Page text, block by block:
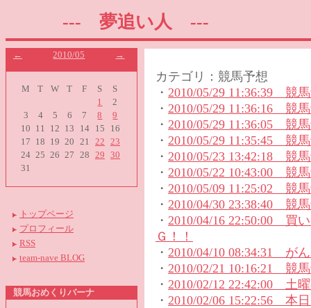
--- 夢追い人 ---
← 2010/05 →
M T W T F S
S
1
2
3
4 5 6 7 8
9
10
11 12 13 14 15
16
17
18 19 20 21 22
23
24 25 26 27 28 29
30
31
トップページ
プロフィール
RSS
team-nave BLOG
競馬おめくりバーナ
カテゴリ：競馬予想
・ 2010/05/29 11:36:39 競
・ 2010/05/29 11:36:16 競
・ 2010/05/29 11:36:05 競
・ 2010/05/29 11:35:45 競
・ 2010/05/23 13:42:18 競
・ 2010/05/22 10:43:00 競
・ 2010/05/09 11:25:02 競
・ 2010/04/30 23:38:40 競
・ 2010/04/16 22:50:00 買
Ｇ！！
・ 2010/04/10 08:34:31 が
・ 2010/02/21 10:16:21 競
・ 2010/02/12 22:42:00 土
・ 2010/02/06 15:22:56 本